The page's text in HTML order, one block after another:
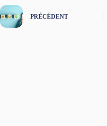
PRÉCÉDENT